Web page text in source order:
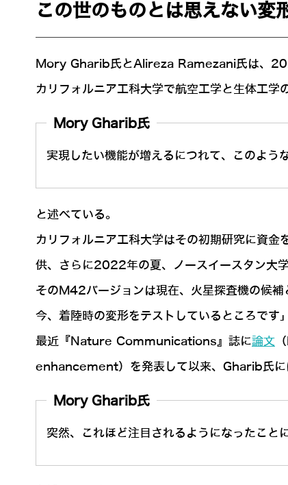
この世のものとは思えない変
Mory Gharib氏とAlireza Ramezani氏は、
カリフォルニア工科大学で航空工学と生体工学
Mory Gharib氏
実現したい機能が増えるにつれて、このよう
と述べている。
カリフォルニア工科大学はその初期研究に資
供、さらに2022年の夏、ノースイースタン大
そのM42バージョンは現在、火星探査機の候
今、着陸時の変形をテストしているところです
最近『Nature Communications』誌に論文
enhancement）を発表して以来、Gharib氏に
Mory Gharib氏
突然、これほど注目されるようになったこと